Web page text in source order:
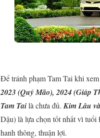
Để tránh phạm Tam Tai khi
2023 (Quý Mão), 2024 (Giáp
Tam Tailà chưa đủ. Kim Lâu
Dậu) là lựa chọn tốt nhất vì tuổi
hanh thông, thuận lợi.